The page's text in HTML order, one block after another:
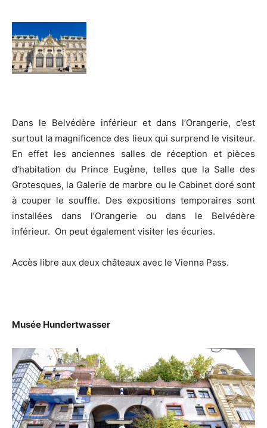
Dans le Belvédère inférieur et dans l’Orangerie, c’est
surtout la magnificence des lieux qui surprend le visiteur.
En effet les anciennes salles de réception et pièces
d’habitation du Prince Eugène, telles que la Salle des
Grotesques, la Galerie de marbre ou le Cabinet doré sont
à couper le souffle. Des expositions temporaires sont
installées dans l’Orangerie ou dans le Belvédère
inférieur. On peut également visiter les écuries.
Accès libre aux deux châteaux avec le Vienna Pass.
Musée Hundertwasser